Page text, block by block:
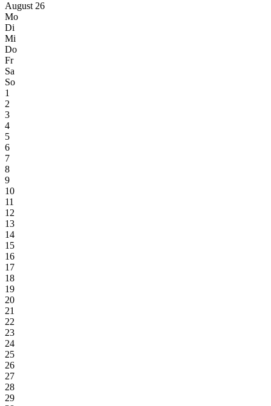
August 26
Mo
Di
Mi
Do
Fr
Sa
So
1
2
3
4
5
6
7
8
9
10
11
12
13
14
15
16
17
18
19
20
21
22
23
24
25
26
27
28
29